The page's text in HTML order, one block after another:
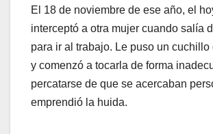
El 18 de noviembre de ese año, el
interceptó a otra mujer cuando salía
para ir al trabajo. Le puso un
y comenzó a tocarla de forma
percatarse de que se acercaban
emprendió la huida.